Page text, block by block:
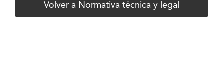
Volver a Normativa técnica y legal